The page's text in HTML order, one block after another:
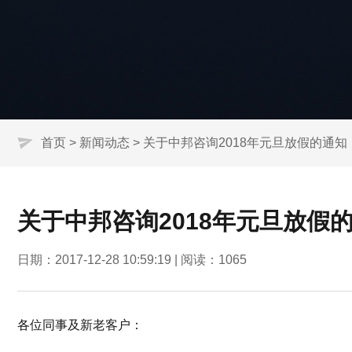
首页 > 新闻动态 > 关于中邦咨询2018年元旦放假的通知
关于中邦咨询2018年元旦放假
日期：2017-12-28 10:59:19 | 阅读： 1065
各位同事及新老客户：